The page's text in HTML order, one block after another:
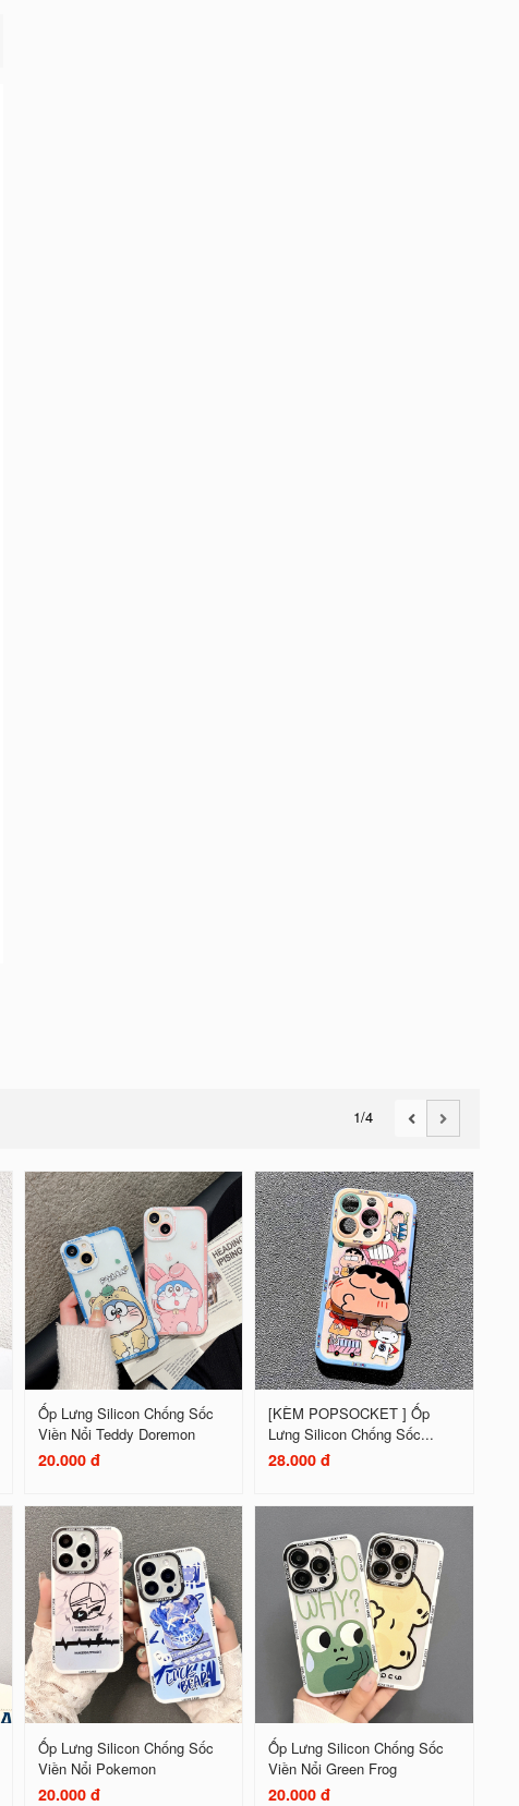
1/4
Ốp Lưng Silicon Chống Sốc
Viền Nổi Teddy Doremon
20.000 đ
[KÈM POPSOCKET ] Ốp
Lưng Silicon Chống Sốc...
28.000 đ
Ốp Lưng Silicon Chống Sốc
Viền Nổi Pokemon
20.000 đ
Ốp Lưng Silicon Chống Sốc
Viền Nổi Green Frog
20.000 đ